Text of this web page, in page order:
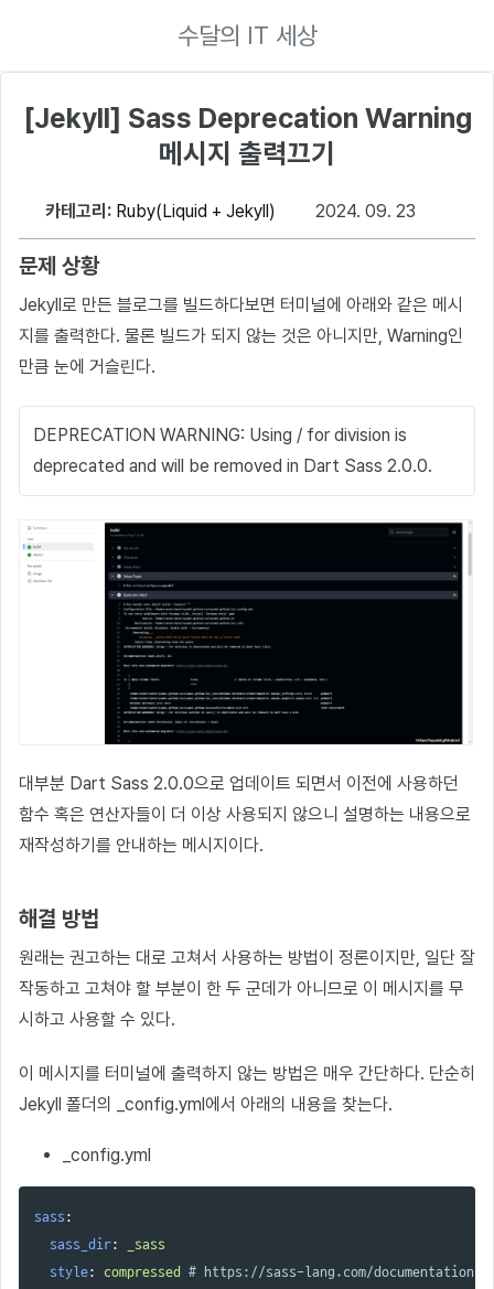
수달의 IT 세상
[Jekyll] Sass Deprecation Warning
메시지 출력끄기
카테고리: Ruby(Liquid + Jekyll) 2024. 09. 23
문제 상황
Jekyll로 만든 블로그를 빌드하다보면 터미널에 아래와 같은 메시
지를 출력한다. 물론 빌드가 되지 않는 것은 아니지만, Warning인
만큼 눈에 거슬린다.
DEPRECATION WARNING: Using / for division is
deprecated and will be removed in Dart Sass 2.0.0.
대부분 Dart Sass 2.0.0으로 업데이트 되면서 이전에 사용하던
함수 혹은 연산자들이 더 이상 사용되지 않으니 설명하는 내용으로
재작성하기를 안내하는 메시지이다.
해결 방법
원래는 권고하는 대로 고쳐서 사용하는 방법이 정론이지만, 일단 잘
작동하고 고쳐야 할 부분이 한 두 군데가 아니므로 이 메시지를 무
시하고 사용할 수 있다.
이 메시지를 터미널에 출력하지 않는 방법은 매우 간단하다. 단순히
Jekyll 폴더의 _config.yml에서 아래의 내용을 찾는다.
_config.yml
sass :
sass_dir:
_sass
style: compressed # https://sass-lang.com/documentation/